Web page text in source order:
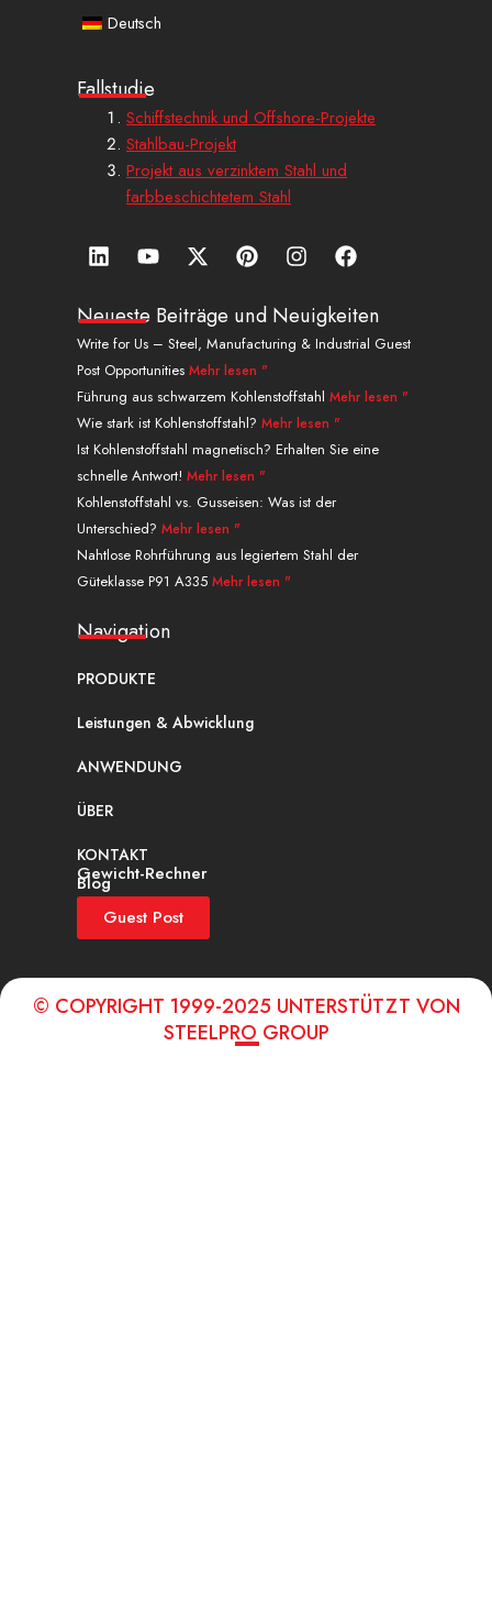
Deutsch
Fallstudie
Schiffstechnik und Offshore-Projekte
Stahlbau-Projekt
Projekt aus verzinktem Stahl und
farbbeschichtetem Stahl
L
i
k
e
d
i
n
Y
o
t
b
e
X
-
w
i
t
t
e
r
P
i
t
e
r
e
s
t
I
n
t
a
g
a
m
a
u
f
c
b
o
Neueste Beiträge und Neuigkeiten
Write for Us – Steel, Manufacturing & Industrial Guest
Post Opportunities Mehr lesen "
Führung aus schwarzem Kohlenstoffstahl Mehr lesen "
Wie stark ist Kohlenstoffstahl? Mehr lesen "
Ist Kohlenstoffstahl magnetisch? Erhalten Sie eine
schnelle Antwort! Mehr lesen "
Kohlenstoffstahl vs. Gusseisen: Was ist der
Unterschied? Mehr lesen "
Nahtlose Rohrführung aus legiertem Stahl der
Güteklasse P91 A335 Mehr lesen "
Navigation
PRODUKTE
Leistungen & Abwicklung
ANWENDUNG
ÜBER
KONTAKT
Gewicht-Rechner
Blog
Guest Post
© COPYRIGHT 1999-2025 UNTERSTÜTZT VON
STEELPRO GROUP